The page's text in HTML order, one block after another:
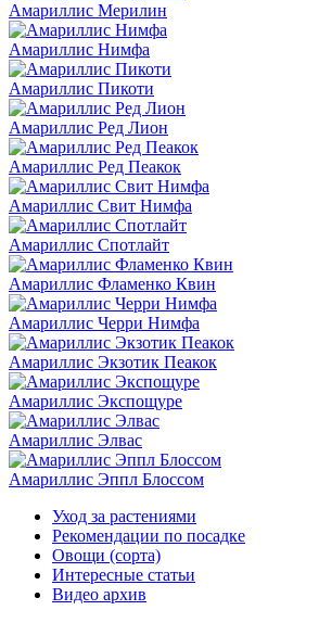
Амариллис Мерилин
Амариллис Нимфа
Амариллис Пикоти
Амариллис Ред Лион
Амариллис Ред Пеакок
Амариллис Свит Нимфа
Амариллис Спотлайт
Амариллис Фламенко Квин
Амариллис Черри Нимфа
Амариллис Экзотик Пеакок
Амариллис Экспощуре
Амариллис Элвас
Амариллис Эппл Блоссом
Уход за растениями
Рекомендации по посадке
Овощи (сорта)
Интересные статьи
Видео архив